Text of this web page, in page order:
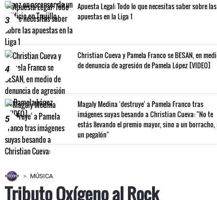
3
Apuesta Legal: Todo lo que necesitas saber sobre las
apuestas en la Liga 1
4
Christian Cueva y Pamela Franco se BESAN, en
de denuncia de agresión de Pamela López [VIDEO]
5
Magaly Medina 'destruye' a Pamela Franco tras
imágenes suyas besando a Christian Cueva: "No te
estás llevando el premio mayor, sino a un borracho,
un pegalón"
MÚSICA
Tributo Oxígeno al Rock